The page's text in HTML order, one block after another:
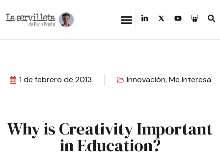
1 de febrero de 2013 Innovación,Me interesa
Why is Creativity Important
in Education?